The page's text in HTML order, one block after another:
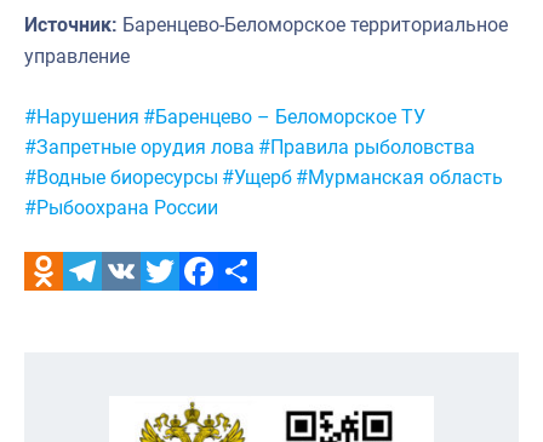
Источник: Баренцево-Беломорское территориальное
управление
Метки:
#Нарушения #Баренцево – Беломорское ТУ
#Запретные орудия лова #Правила рыболовства
#Водные биоресурсы #Ущерб #Мурманская область
#Рыбоохрана России